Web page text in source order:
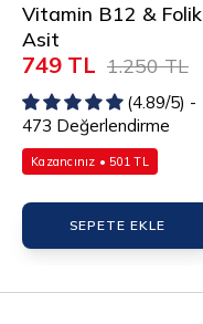
Vitamin B12 & Folik
Asit
749 TL 1.250 TL
(4.89/5) -
473 Değerlendirme
Kazancınız • 501 TL
SEPETE EKLE